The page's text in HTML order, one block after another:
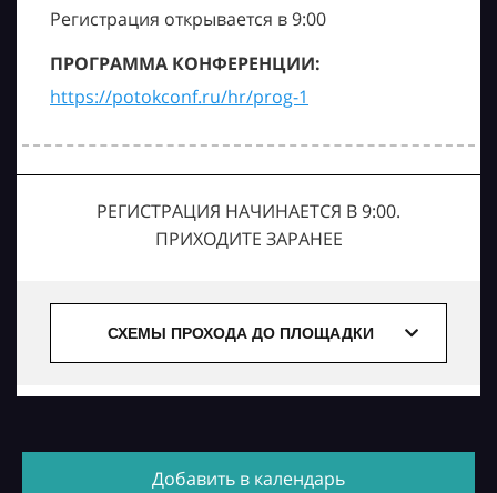
Регистрация открывается в 9:00
ПРОГРАММА КОНФЕРЕНЦИИ:
https://potokconf.ru/hr/prog-1
РЕГИСТРАЦИЯ НАЧИНАЕТСЯ В 9:00.
ПРИХОДИТЕ ЗАРАНЕЕ
СХЕМЫ ПРОХОДА ДО ПЛОЩАДКИ
Добавить в календарь